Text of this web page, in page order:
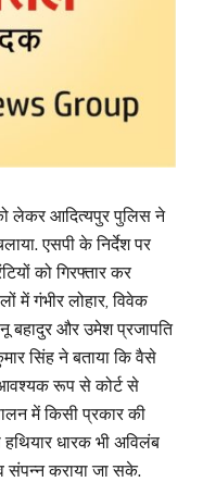
लेकर आदित्यपुर पुलिस ने
एसपी के निर्देश पर
को गिरफ्तार कर
में गंभीर लोहार, विवेक
बहादुर और उमेश प्रजापति
सिंह ने बताया कि वैसे
आवश्यक रूप से कोर्ट से
में किसी प्रकार की
हथियार धारक भी अविलंब
संपन्न कराया जा सके.